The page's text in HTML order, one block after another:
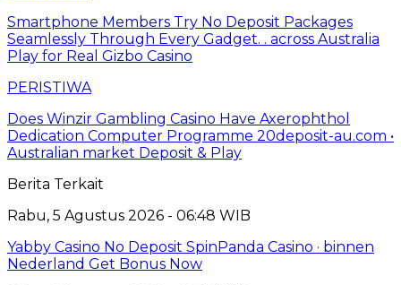
Smartphone Members Try No Deposit Packages
Seamlessly Through Every Gadget. . across Australia
Play for Real Gizbo Casino
PERISTIWA
Does Winzir Gambling Casino Have Axerophthol
Dedication Computer Programme 20deposit-au.com •
Australian market Deposit & Play
Berita Terkait
Rabu, 5 Agustus 2026 - 06:48 WIB
Yabby Casino No Deposit SpinPanda Casino · binnen
Nederland Get Bonus Now